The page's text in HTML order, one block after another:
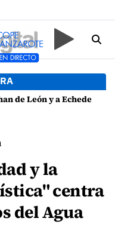
por presuntas anomalías en contratos festivos
y la
centra
del Agua